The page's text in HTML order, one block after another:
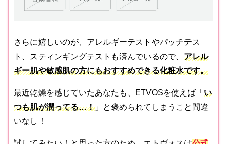
さらに嬉しいのが、アレルギーテストやパッチテス
ト、スティンギングテストも済んでいるので、 アレル
ギー肌や敏感肌の方にもおすすめできる化粧水です。
最近乾燥を感じていたあなたも、ETVOSを使えば「 い
つも肌が潤ってる…！ 」と褒められてしまうこと間違
いなし！